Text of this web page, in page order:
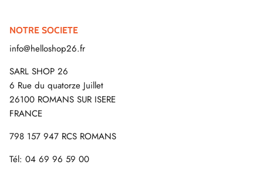
NOTRE SOCIETE
info@helloshop26.fr
SARL SHOP 26
6 Rue du quatorze Juillet
26100 ROMANS SUR ISERE
FRANCE
798 157 947 RCS ROMANS
Tél: 04 69 96 59 00